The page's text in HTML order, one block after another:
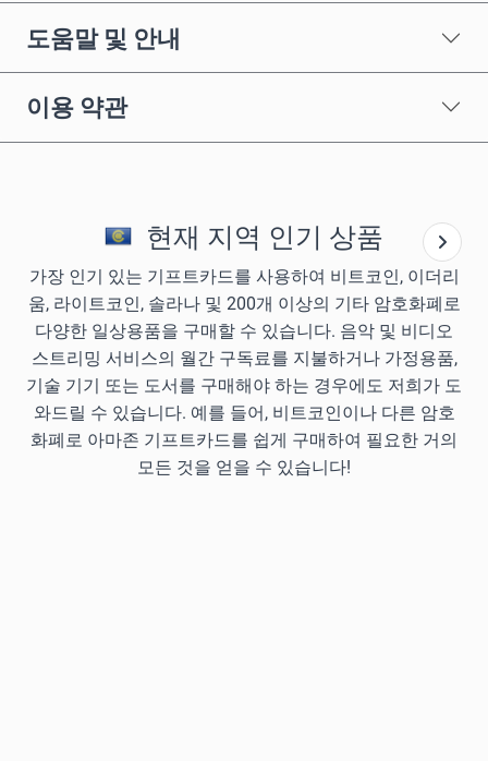
도움말 및 안내
이용 약관
현재 지역 인기 상품
가장 인기 있는 기프트카드를 사용하여 비트코인, 이더리
움, 라이트코인, 솔라나 및 200개 이상의 기타 암호화폐로
다양한 일상용품을 구매할 수 있습니다. 음악 및 비디오
스트리밍 서비스의 월간 구독료를 지불하거나 가정용품,
기술 기기 또는 도서를 구매해야 하는 경우에도 저희가 도
와드릴 수 있습니다. 예를 들어, 비트코인이나 다른 암호
화폐로 아마존 기프트카드를 쉽게 구매하여 필요한 거의
모든 것을 얻을 수 있습니다!